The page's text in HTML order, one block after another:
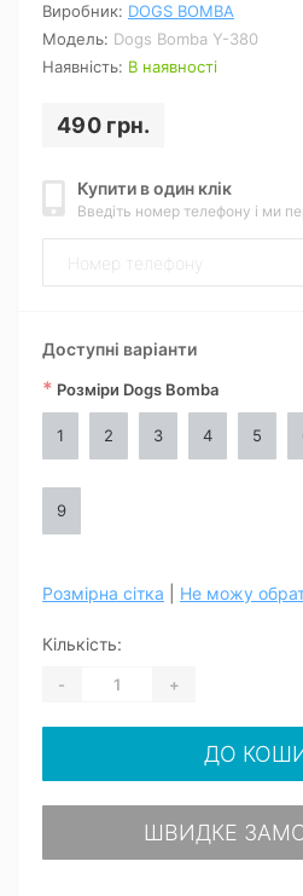
Виробник: DOGS BOMBA
Модель: Dogs Bomba Y-380
Наявність: В наявності
490 грн.
Купити в один клік
Введіть номер телефону і ми
Доступні варіанти
* Розміри Dogs Bomba
1 2 3 4 5
9
Розмірна сітка Не можу
Кількість:
- +
ДО
ШВИДКЕ